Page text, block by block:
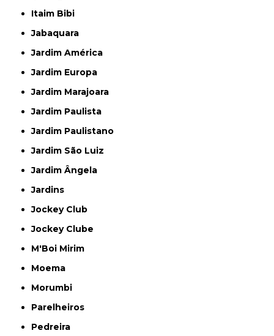
Itaim Bibi
Jabaquara
Jardim América
Jardim Europa
Jardim Marajoara
Jardim Paulista
Jardim Paulistano
Jardim São Luiz
Jardim Ângela
Jardins
Jockey Club
Jockey Clube
M'Boi Mirim
Moema
Morumbi
Parelheiros
Pedreira